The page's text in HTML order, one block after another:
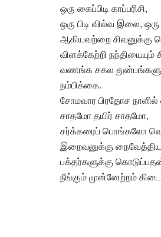
ஒரு கைப்பிடி காப்பரிசி,
ஒரு பிடி வில்வ இலை, ஒரு
ஆகியவற்றை சிவனுக்கு
விளக்கேற்றி நந்தியையும்
வணங்க சகல
நம்பிக்கை.
சோமவார பிரதோச நாளில்
சாதமோ தயிர் சாதமோ,
சர்க்கரைப் பொங்கலோ
இறைவனுக்கு
பக்தர்களுக்கு
நீங்கும் முன்னேற்றம்